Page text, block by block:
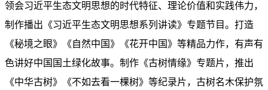
领会习近平生态文明思想的时代特征、理论价值和实践伟力，
制作播出《习近平生态文明思想系列讲读》专题节目。打造
《秘境之眼》《自然中国》《花开中国》等精品力作，有声有
色讲好中国国土绿化故事。制作《古树情缘》专题片，推出
《中华古树》《不如去看一棵树》等纪录片，古树名木保护氛